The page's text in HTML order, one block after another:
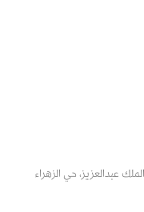
عبدالعزيز، حي الزهراء